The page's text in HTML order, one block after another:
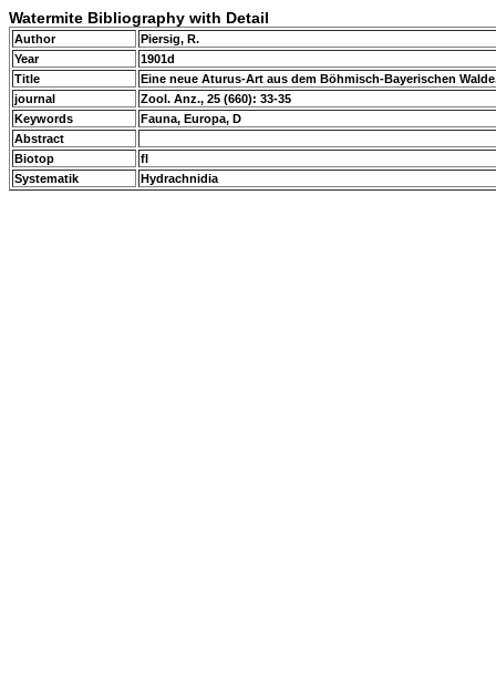
Watermite Bibliography with Detail
Author
Piersig, R.
Year
1901d
Title
Eine neue Aturus-Art aus dem Böhmisch-Bayerischen
journal
Zool. Anz., 25 (660): 33-35
Keywords
Fauna, Europa, D
Abstract
Biotop
fl
Systematik
Hydrachnidia